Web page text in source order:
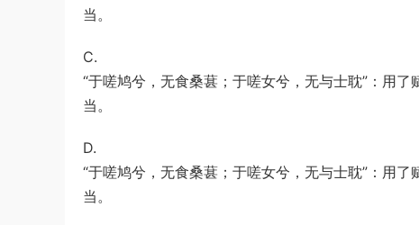
当。
C.
“于嗟鸠兮，无食桑葚；于嗟女兮，无与士耽”：用
当。
D.
“于嗟鸠兮，无食桑葚；于嗟女兮，无与士耽”：用
当。